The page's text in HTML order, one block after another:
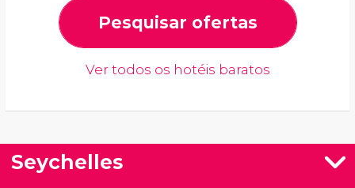
Pesquisar ofertas
Ver todos os hotéis baratos
Seychelles